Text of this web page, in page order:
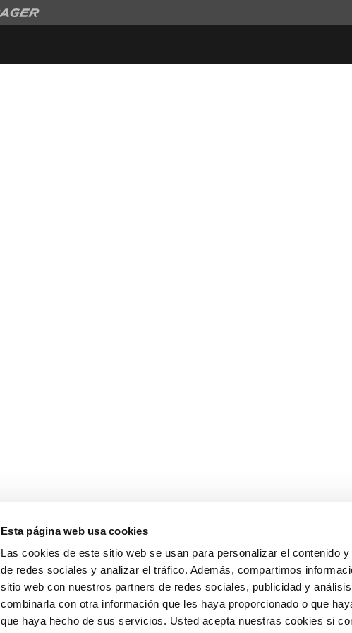
Esta página web usa cookies
Las cookies de este sitio web se usan para personalizar el contenido
de redes sociales y analizar el tráfico. Además, compartimos
sitio web con nuestros partners de redes sociales, publicidad y
combinarla con otra información que les haya proporcionado o que
que haya hecho de sus servicios. Usted acepta nuestras cookies si